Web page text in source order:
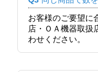
お客様のご要望に
店・ＯＡ機器取扱
わせください。